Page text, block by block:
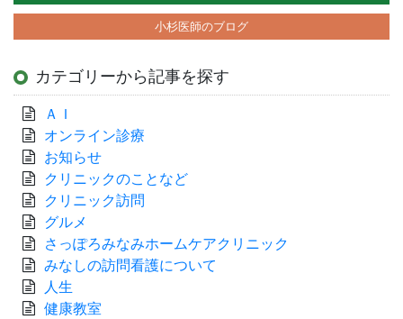
小杉医師のブログ
カテゴリーから記事を探す
ＡＩ
オンライン診療
お知らせ
クリニックのことなど
クリニック訪問
グルメ
さっぽろみなみホームケアクリニック
みなしの訪問看護について
人生
健康教室